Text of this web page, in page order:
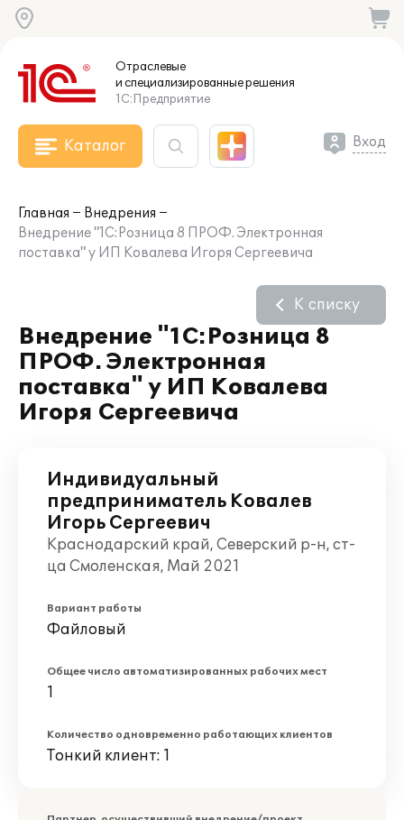
Отраслевые
и специализированныерешения
1С:Предприятие
Каталог Вход
Главная
Внедрения
Внедрение "1С:Розница 8 ПРОФ. Электронная
поставка" у ИП Ковалева Игоря Сергеевича
Внедрение "1С:Розница 8
ПРОФ. Электронная
поставка" у ИП Ковалева
Игоря Сергеевича
К списку
Индивидуальный
предприниматель Ковалев
Игорь Сергеевич
Краснодарский край, Северский р-н, ст-
ца Смоленская, Май 2021
Вариант работы
Файловый
Общее число автоматизированных рабочих мест
1
Количество одновременно работающих клиентов
Тонкий клиент: 1